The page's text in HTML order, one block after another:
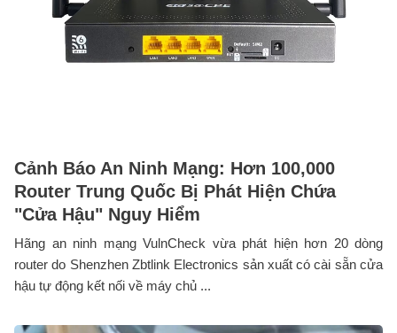
Cảnh Báo An Ninh Mạng: Hơn 100,000
Router Trung Quốc Bị Phát Hiện Chứa
"Cửa Hậu" Nguy Hiểm
Hãng an ninh mạng VulnCheck vừa phát hiện hơn 20 dòng
router do Shenzhen Zbtlink Electronics sản xuất có cài sẵn cửa
hậu tự động kết nối về máy chủ ...